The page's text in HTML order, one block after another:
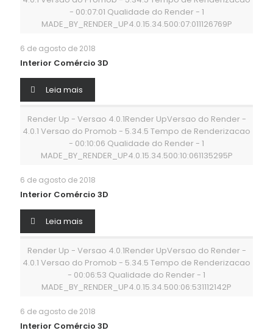
- 00:07:01 Qualidade do Render - 1
MADE_BY_RENDER_UP4.0.15.34.500:07:011126769P
6 de agosto de 2018
Interior Comércio 3D
Leia mais
Render Up - Versao 4.0.1Render UpVersao do Render -
4.0.1 Versao do Promob - 5.34.5 Tempo de Renderizacao
- 00:10:06 Qualidade do Render - 1
MADE_BY_RENDER_UP4.0.15.34.500:10:061135295P
6 de agosto de 2018
Interior Comércio 3D
Leia mais
Render Up - Versao 4.0.1Render UpVersao do Render -
4.0.1 Versao do Promob - 5.34.5 Tempo de Renderizacao
- 00:06:53 Qualidade do Render - 1
MADE_BY_RENDER_UP4.0.15.34.500:06:531112142P
6 de agosto de 2018
Interior Comércio 3D